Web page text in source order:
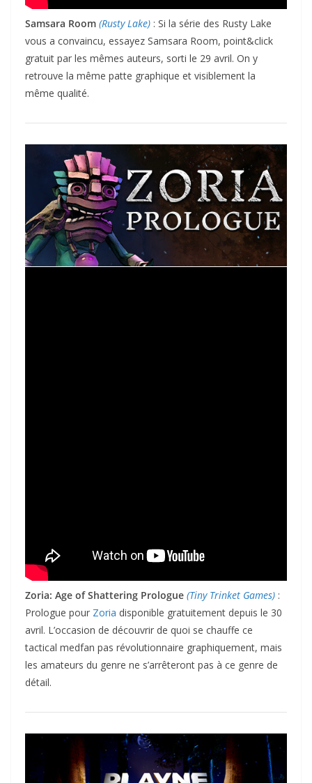
Samsara Room (Rusty Lake) : Si la série des Rusty Lake
vous a convaincu, essayez Samsara Room, point&click
gratuit par les mêmes auteurs, sorti le 29 avril. On y
retrouve la même patte graphique et visiblement la
même qualité.
Zoria: Age of Shattering Prologue (Tiny Trinket Games) :
Prologue pour Zoria disponible gratuitement depuis le 30
avril. L’occasion de découvrir de quoi se chauffe ce
tactical medfan pas révolutionnaire graphiquement, mais
les amateurs du genre ne s’arrêteront pas à ce genre de
détail.